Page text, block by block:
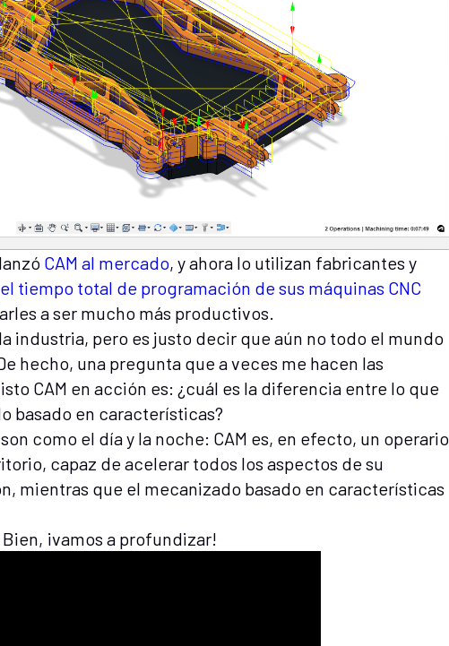
CAM al mercado, y ahora lo utilizan fabricantes y
tiempo total de programación de sus máquinas CNC
a ser mucho más productivos.
industria, pero es justo decir que aún no todo el mundo
hecho, una pregunta que a veces me hacen las
CAM en acción es: ¿cuál es la diferencia entre lo que
basado en características?
como el día y la noche: CAM es, en efecto, un operario
capaz de acelerar todos los aspectos de su
mientras que el mecanizado basado en características
¡vamos a profundizar!